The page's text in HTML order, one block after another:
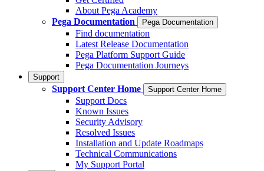
About Pega Academy
Pega Documentation
Pega Documentation
Find documentation
Latest Release Documentation
Pega Platform Support Guide
Pega Documentation Journeys
Support
Support Center Home Support Center Home
Support Docs
Known Issues
Security Advisory
Resolved Issues
Installation and Update Roadmaps
Technical Communications
My Support Portal